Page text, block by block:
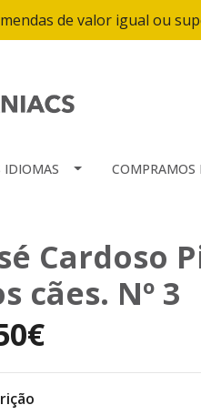
de valor igual ou
IDIOMAS COMPRAMOS
Cardoso
cães. Nº 3